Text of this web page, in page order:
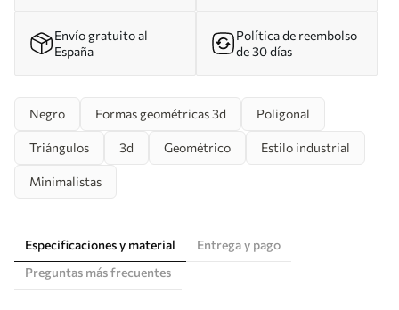
Envío gratuito al
España
Política de reembolso
de 30 días
Negro Formas geométricas 3d Poligonal
Triángulos 3d Geométrico Estilo industrial
Minimalistas
Especificaciones y material
Entrega y pago
Preguntas más frecuentes